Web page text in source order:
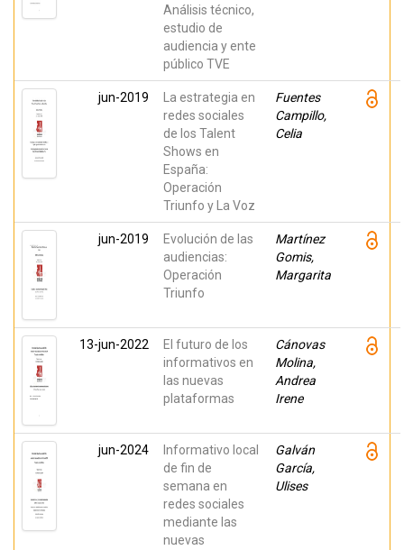
Análisis técnico,
estudio de
audiencia y ente
público TVE
jun-2019
La estrategia en
redes sociales
de los Talent
Shows en
España:
Operación
Triunfo y La Voz
Fuentes
Campillo,
Celia
jun-2019
Evolución de las
audiencias:
Operación
Triunfo
Martínez
Gomis,
Margarita
13-jun-2022
El futuro de los
informativos en
las nuevas
plataformas
Cánovas
Molina,
Andrea
Irene
jun-2024
Informativo local
de fin de
semana en
redes sociales
mediante las
nuevas
Galván
García,
Ulises